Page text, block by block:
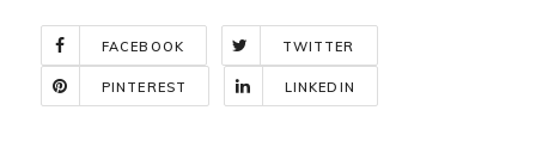
FACEBOOK TWITTER
PINTEREST LINKEDIN